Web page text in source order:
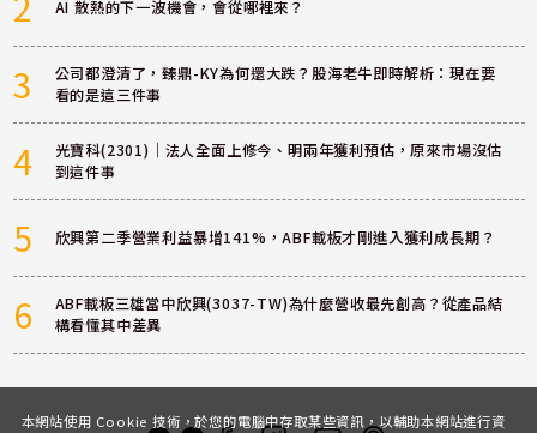
AI 散熱的下一波機會，會從哪裡來？
3
公司都澄清了，臻鼎-KY為何還大跌？股海老牛即時解析：現在要
看的是這三件事
4
光寶科(2301)｜法人全面上修今、明兩年獲利預估，原來市場沒估
到這件事
5 欣興第二季營業利益暴增141%，ABF載板才剛進入獲利成長期？
6
ABF載板三雄當中欣興(3037-TW)為什麼營收最先創高？從產品結
構看懂其中差異
本網站使用 Cookie 技術，於您的電腦中存取某些資訊，以輔助本網站進行資